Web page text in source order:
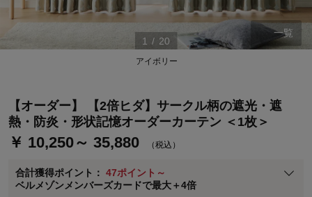
アイボリー
1 / 20
一覧
【オーダー】 【2倍ヒダ】サークル柄の遮光・遮
熱・防炎・形状記憶オーダーカーテン ＜1枚＞
￥ 10,250～ 35,880 （税込）
合計獲得ポイント： 47ポイント～
ベルメゾンメンバーズカードで最大＋4倍
ステージが上がれば送料無料・返品引取無料！
さらにポイント還元最大16倍！
ベルメゾンご優待サービスについて
通常商品送料無料 返品引取無料（JCBのみ）
即時入会なら更に500円OFFクーポンプレゼント
※メンバーズカードの加算ポイントはステージ倍率適用前の基本ポイント
に対して適用されます。